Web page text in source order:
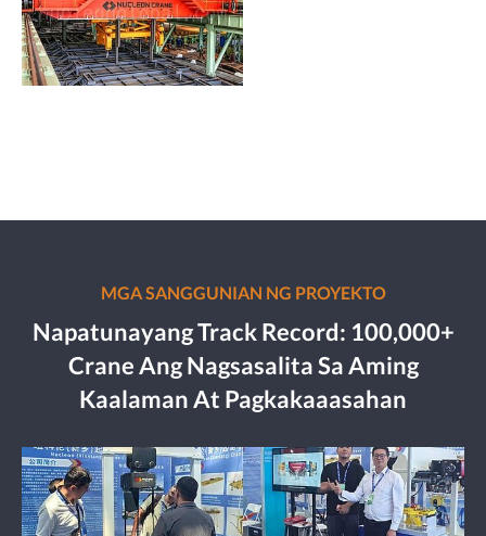
MGA SANGGUNIAN NG PROYEKTO
Napatunayang Track Record: 100,000+
Crane Ang Nagsasalita Sa Aming
Kaalaman At Pagkakaaasahan